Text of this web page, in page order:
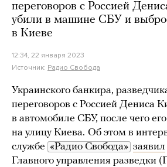
переговоров с Россией
убили в машине СБУ и
в Киеве
12:34, 22 января 2023
Источник: Радио Свобода
Украинского банкира,
переговоров с Россией Дениса
в автомобиле СБУ, после чего
на улицу Киева. Об этом в
службе «Радио Свобода» заявил
Главного управления